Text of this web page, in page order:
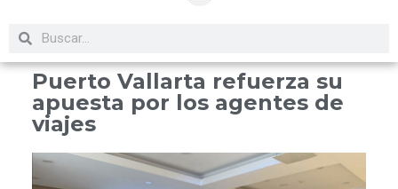
Puerto Vallarta refuerza su
apuesta por los agentes de
viajes